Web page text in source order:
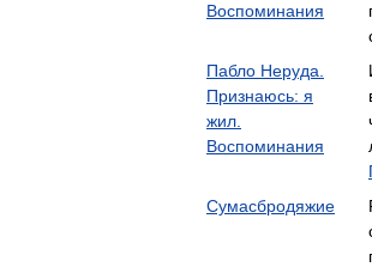
Воспоминания
Пабло Неруда.
Признаюсь: я
жил.
Воспоминания
Сумасбродяжие